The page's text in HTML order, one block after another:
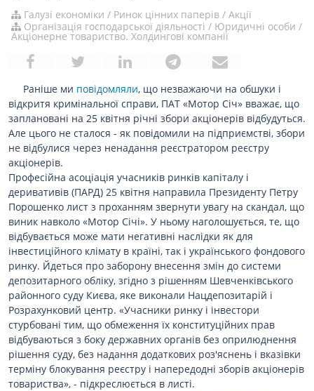
Галузі економіки / Ринок цінних паперів / Акції
Організація господарської діяльності / Юридичні особи /
Акціонерне товариство. Холдингові компанії
Раніше ми повідомляли, що незважаючи на обшуки і
відкритя кримінальної справи, ПАТ «Мотор Січ» вважає, що
заплановані на 25 квітня річні збори акціонерів відбудуться.
Але цього не сталося - як повідомили на підприємстві, збори
не відбулися через ненадання реєстратором реєстру
акціонерів.
Професійна асоціація учасників ринків капіталу і
деривативів (ПАРД) 25 квітня направила Президенту Петру
Порошенко лист з проханням звернути увагу на скандал, що
виник навколо «Мотор Січі». У ньому наголошується, те, що
відбувається може мати негативні наслідки як для
інвестиційного клімату в країні, так і українського фондового
ринку. Йдеться про заборону внесення змін до системи
депозитарного обліку, згідно з рішенням Шевченківського
районного суду Києва, яке виконали Нацдепозитарій і
Розрахунковий центр. «Учасники ринку і інвестори
стурбовані тим, що обмеження їх конституційних прав
відбуваються з боку державних органів без оприлюднення
рішення суду, без надання додаткових роз'яснень і вказівки
терміну блокування реєстру і напередодні зборів акціонерів
товариства», - підкреслюється в листі.